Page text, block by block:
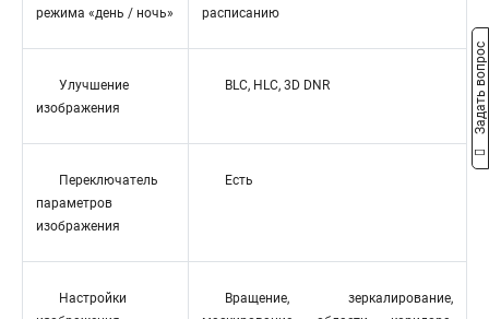
режима «день / ночь»
расписанию
Улучшение
изображения
BLC, HLC, 3D DNR
Переключатель
параметров
изображения
Есть
Настройки
Вращение, зеркалирование,
Задать вопрос